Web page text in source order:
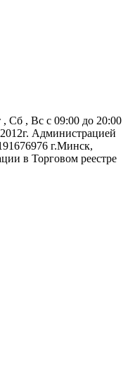
Сб , Вс c 09:00 до 20:00
Администрацией
г.Минск,
в Торговом реестре